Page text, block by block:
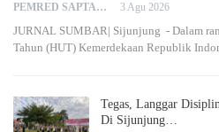
PEMRED SAPTARIUS 3 Agu 2026
JURNAL SUMBAR| Sijunjung - Dalam
Tahun (HUT) Kemerdekaan Republik
Tegas, Langgar
Di Sijunjung…